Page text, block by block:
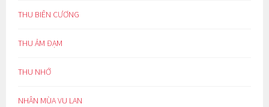
THU BIÊN CƯƠNG
THU ẢM ĐẠM
THU NHỚ
NHÂN MÙA VU LAN